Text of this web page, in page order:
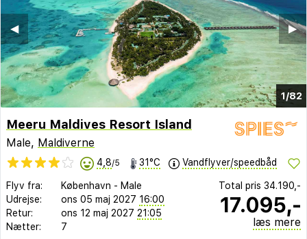
1/82
▶︎
◀︎
Meeru Maldives Resort Island
Male, Maldiverne
4,8/5 31°C Vandflyver/speedbåd
Flyv fra: København - Male
Udrejse:
ons 05 maj 2027 16:00
Retur:
ons 12 maj 2027 21:05
Nætter:
7
Total pris 34.190,-
17.095,-
læs mere